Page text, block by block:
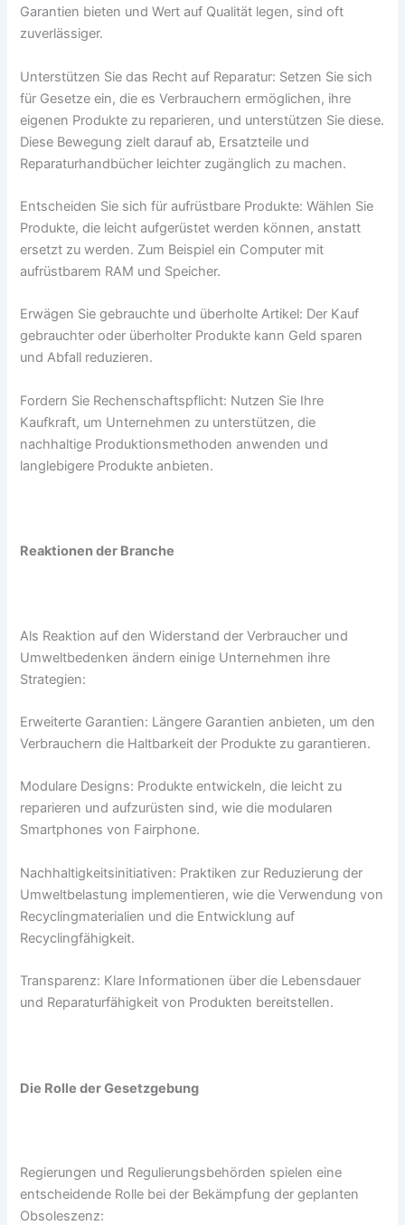
Garantien bieten und Wert auf Qualität legen, sind oft
zuverlässiger.
Unterstützen Sie das Recht auf Reparatur: Setzen Sie sich
für Gesetze ein, die es Verbrauchern ermöglichen, ihre
eigenen Produkte zu reparieren, und unterstützen Sie diese.
Diese Bewegung zielt darauf ab, Ersatzteile und
Reparaturhandbücher leichter zugänglich zu machen.
Entscheiden Sie sich für aufrüstbare Produkte: Wählen Sie
Produkte, die leicht aufgerüstet werden können, anstatt
ersetzt zu werden. Zum Beispiel ein Computer mit
aufrüstbarem RAM und Speicher.
Erwägen Sie gebrauchte und überholte Artikel: Der Kauf
gebrauchter oder überholter Produkte kann Geld sparen
und Abfall reduzieren.
Fordern Sie Rechenschaftspflicht: Nutzen Sie Ihre
Kaufkraft, um Unternehmen zu unterstützen, die
nachhaltige Produktionsmethoden anwenden und
langlebigere Produkte anbieten.
Reaktionen der Branche
Als Reaktion auf den Widerstand der Verbraucher und
Umweltbedenken ändern einige Unternehmen ihre
Strategien:
Erweiterte Garantien: Längere Garantien anbieten, um den
Verbrauchern die Haltbarkeit der Produkte zu garantieren.
Modulare Designs: Produkte entwickeln, die leicht zu
reparieren und aufzurüsten sind, wie die modularen
Smartphones von Fairphone.
Nachhaltigkeitsinitiativen: Praktiken zur Reduzierung der
Umweltbelastung implementieren, wie die Verwendung von
Recyclingmaterialien und die Entwicklung auf
Recyclingfähigkeit.
Transparenz: Klare Informationen über die Lebensdauer
und Reparaturfähigkeit von Produkten bereitstellen.
Die Rolle der Gesetzgebung
Regierungen und Regulierungsbehörden spielen eine
entscheidende Rolle bei der Bekämpfung der geplanten
Obsoleszenz: